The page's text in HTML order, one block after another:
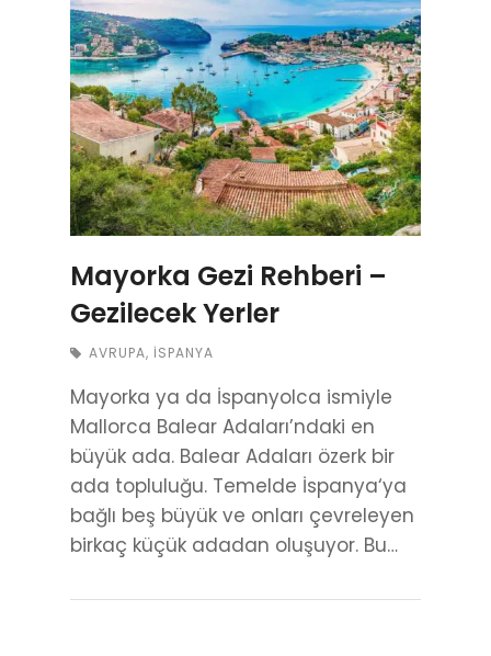
Mayorka Gezi Rehberi –
Gezilecek Yerler
AVRUPA, İSPANYA
Mayorka ya da İspanyolca ismiyle
Mallorca Balear Adaları’ndaki en
büyük ada. Balear Adaları özerk bir
ada topluluğu. Temelde İspanya‘ya
bağlı beş büyük ve onları çevreleyen
birkaç küçük adadan oluşuyor. Bu…